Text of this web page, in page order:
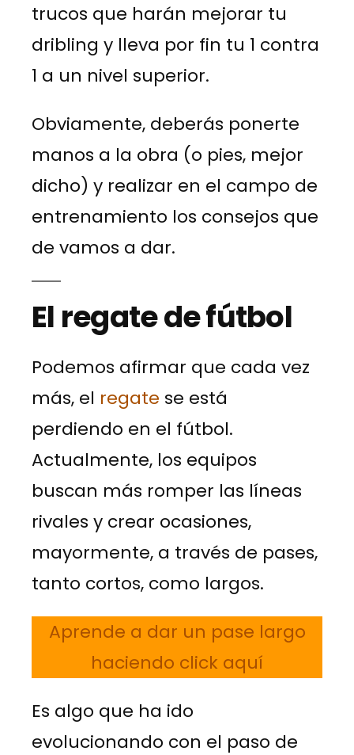
trucos que harán mejorar tu
dribling y lleva por fin tu 1 contra
1 a un nivel superior.
Obviamente, deberás ponerte
manos a la obra (o pies, mejor
dicho) y realizar en el campo de
entrenamiento los consejos que
de vamos a dar.
El regate de fútbol
Podemos afirmar que cada vez
más, el regate se está
perdiendo en el fútbol.
Actualmente, los equipos
buscan más romper las líneas
rivales y crear ocasiones,
mayormente, a través de pases,
tanto cortos, como largos.
Aprende a dar un pase largo
haciendo click aquí
Es algo que ha ido
evolucionando con el paso de